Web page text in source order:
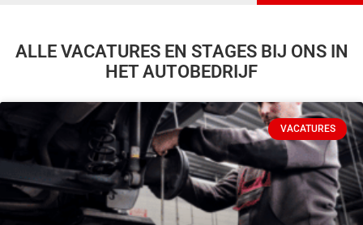
ALLE VACATURES EN STAGES BIJ ONS IN
HET AUTOBEDRIJF
VACATURES